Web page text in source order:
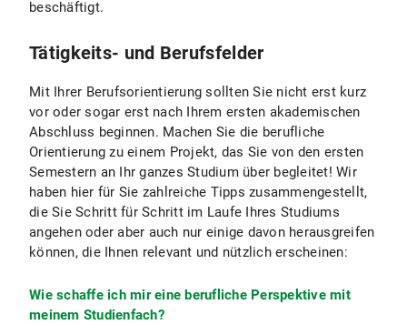
beschäftigt.
Tätigkeits- und Berufsfelder
Mit Ihrer Berufsorientierung sollten Sie nicht erst kurz
vor oder sogar erst nach Ihrem ersten akademischen
Abschluss beginnen. Machen Sie die berufliche
Orientierung zu einem Projekt, das Sie von den ersten
Semestern an Ihr ganzes Studium über begleitet! Wir
haben hier für Sie zahlreiche Tipps zusammengestellt,
die Sie Schritt für Schritt im Laufe Ihres Studiums
angehen oder aber auch nur einige davon herausgreifen
können, die Ihnen relevant und nützlich erscheinen:
Wie schaffe ich mir eine berufliche Perspektive mit
meinem Studienfach?